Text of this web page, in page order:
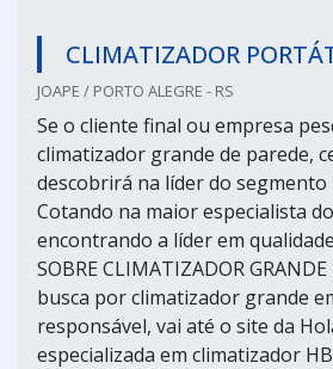
CLIMATIZADOR
JOAPE / PORTO ALEGRE - RS
Se o cliente final ou empresa
climatizador grande de parede,
descobrirá na líder do segmento
Cotando na maior especialista
encontrando a líder em
SOBRE CLIMATIZADOR
busca por climatizador grande
responsável, vai até o site da
especializada em climatizador